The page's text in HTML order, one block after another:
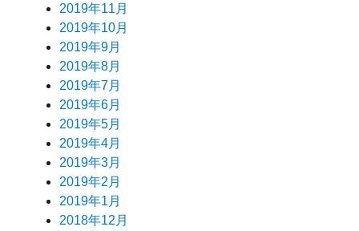
2019年11月
2019年10月
2019年9月
2019年8月
2019年7月
2019年6月
2019年5月
2019年4月
2019年3月
2019年2月
2019年1月
2018年12月